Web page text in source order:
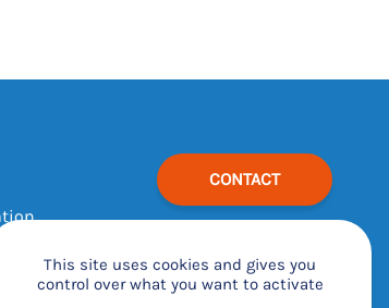
CONTACT
This site uses cookies and gives you
control over what you want to activate